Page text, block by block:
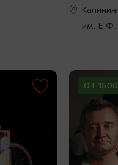
им. Е.Ф.
ОТ